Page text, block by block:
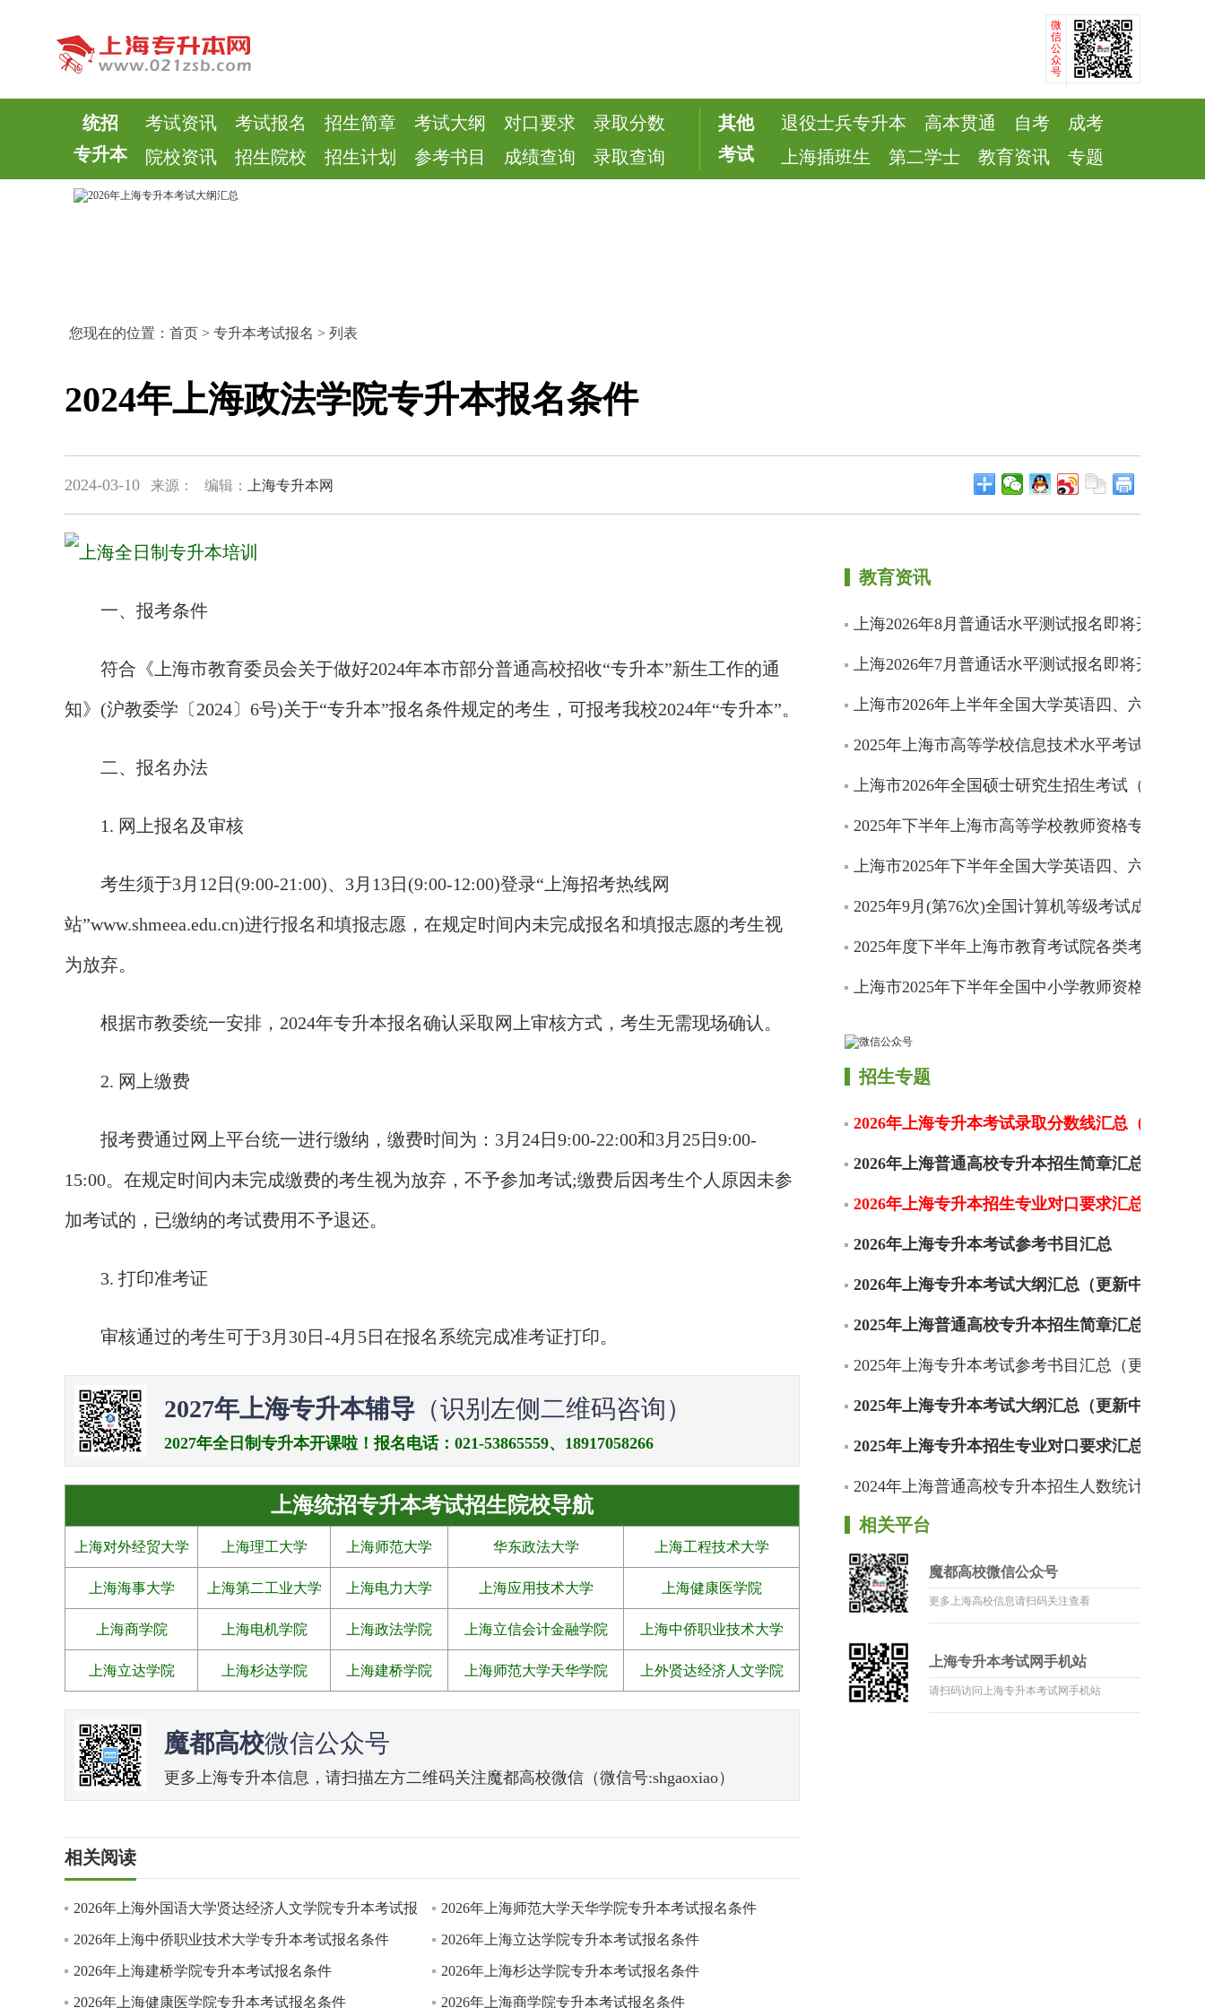
微
信
公
众
号
统招
专升本
考试资讯 考试报名 招生简章 考试大纲 对口要求
录取分数
院校资讯
招生院校 招生计划 参考书目 成绩查询 录取查询
其他
考试
退役士兵专升本 高本贯通 自考
成考
上海插班生
第二学士 教育资讯 专题
您现在的位置： 首页 > 专升本考试报名 > 列表
2024年上海政法学院专升本报名条件
2024-03-10 来源： 编辑： 上海专升本网
一、报考条件
符合《上海市教育委员会关于做好2024年本市部分普通高校招收“专升本”新生工作的通
知》(沪教委学〔2024〕6号)关于“专升本”报名条件规定的考生，可报考我校2024年“专升本”。
二、报名办法
1. 网上报名及审核
考生须于3月12日(9:00-21:00)、3月13日(9:00-12:00)登录“上海招考热线网
站”www.shmeea.edu.cn)进行报名和填报志愿，在规定时间内未完成报名和填报志愿的考生视
为放弃。
根据市教委统一安排，2024年专升本报名确认采取网上审核方式，考生无需现场确认。
2. 网上缴费
报考费通过网上平台统一进行缴纳，缴费时间为：3月24日9:00-22:00和3月25日9:00-
15:00。在规定时间内未完成缴费的考生视为放弃，不予参加考试;缴费后因考生个人原因未参
加考试的，已缴纳的考试费用不予退还。
3. 打印准考证
审核通过的考生可于3月30日-4月5日在报名系统完成准考证打印。
2027年上海专升本辅导 （识别左侧二维码咨询）
2027年全日制专升本开课啦！报名电话：021-53865559、18917058266
上海统招专升本考试招生院校导航
上海对外经贸大学 上海理工大学 上海师范大学 华东政法大学 上海工程技术大学
上海海事大学 上海第二工业大学 上海电力大学 上海应用技术大学 上海健康医学院
上海商学院 上海电机学院 上海政法学院 上海立信会计金融学院 上海中侨职业技术大学
上海立达学院 上海杉达学院 上海建桥学院 上海师范大学天华学院 上外贤达经济人文学院
魔都高校微信公众号
更多上海专升本信息，请扫描左方二维码关注魔都高校微信（微信号:shgaoxiao）
相关阅读
2026年上海外国语大学贤达经济人文学院专升本考试报 2026年上海师范大学天华学院专升本考试报名条件
2026年上海中侨职业技术大学专升本考试报名条件 2026年上海立达学院专升本考试报名条件
2026年上海建桥学院专升本考试报名条件 2026年上海杉达学院专升本考试报名条件
2026年上海健康医学院专升本考试报名条件 2026年上海商学院专升本考试报名条件
教育资讯
上海2026年8月普通话水平测试报名即将开始
上海2026年7月普通话水平测试报名即将开始
上海市2026年上半年全国大学英语四、六级考试
2025年上海市高等学校信息技术水平考试成绩即
上海市2026年全国硕士研究生招生考试（初试）
2025年下半年上海市高等学校教师资格专业课程
上海市2025年下半年全国大学英语四、六级考试
2025年9月(第76次)全国计算机等级考试成绩开通
2025年度下半年上海市教育考试院各类考试信息
上海市2025年下半年全国中小学教师资格考试（
招生专题
2026年上海专升本考试录取分数线汇总（不限更
2026年上海普通高校专升本招生简章汇总
2026年上海专升本招生专业对口要求汇总
2026年上海专升本考试参考书目汇总
2026年上海专升本考试大纲汇总（更新中）
2025年上海普通高校专升本招生简章汇总
2025年上海专升本考试参考书目汇总（更新中）
2025年上海专升本考试大纲汇总（更新中）
2025年上海专升本招生专业对口要求汇总（更新
2024年上海普通高校专升本招生人数统计
相关平台
魔都高校微信公众号
更多上海高校信息请扫码关注查看
上海专升本考试网手机站
请扫码访问上海专升本考试网手机站